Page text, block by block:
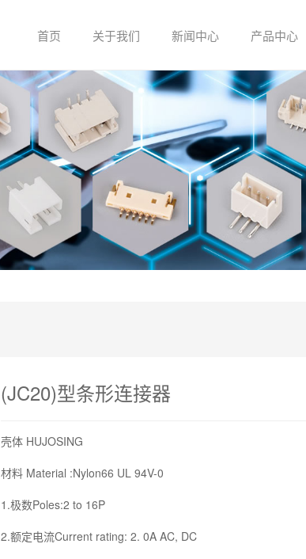
首页 关于我们
关于我们
企业文化
新闻中心 产品中心
贴片系列
插件系列
条形连接器
冷压端子系列
(JC20)型条形连接器
壳体 HUJOSING
材料 Material :Nylon66 UL 94V-0
1.极数Poles:2 to 16P
2.额定电流Current rating: 2. 0A AC, DC